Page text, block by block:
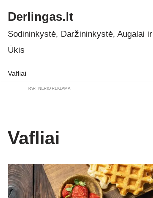
Skip
to
Derlingas.lt
Sodininkystė, Daržininkystė, Augalai ir
Ūkis
Vafliai
PARTNERIO REKLAMA
Vafliai